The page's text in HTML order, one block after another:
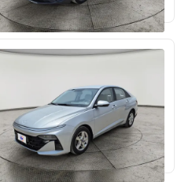
مستعملة 121,490 كم